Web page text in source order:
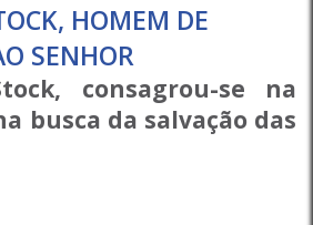
HOMEM DE
SENHOR
consagrou-se na
busca da salvação das